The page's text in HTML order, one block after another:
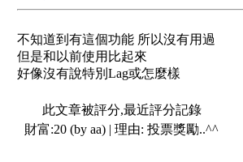
不知道到有這個功能 所以沒有用過
但是和以前使用比起來
好像沒有說特別Lag或怎麼樣
此文章被評分,最近評分記錄
財富:20 (by aa) | 理由: 投票獎勵..^^